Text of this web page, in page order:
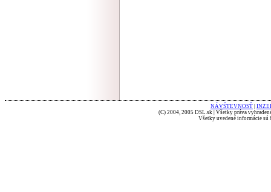
NÁVŠTEVNOSŤ
(C) 2004, 2005 DSL.sk | Všetky práva
Všetky uvedené informácie sú